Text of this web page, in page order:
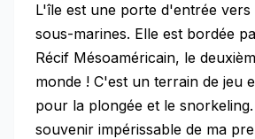
L'île est une porte d'entrée vers
sous-marines. Elle est bordée
Récif Mésoaméricain, le
monde ! C'est un terrain de jeu
pour la plongée et le
souvenir impérissable de ma